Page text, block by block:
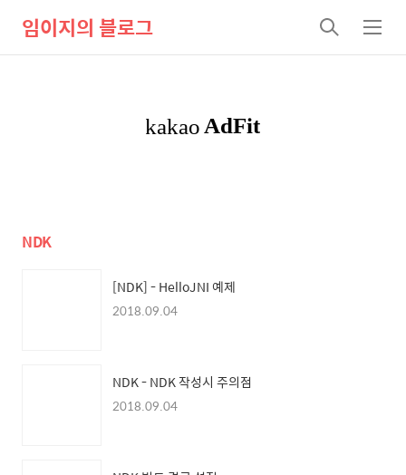
임이지의 블로그
검
색
메
뉴
NDK
[NDK] - HelloJNI 예제
2018.09.04
NDK - NDK 작성시 주의점
2018.09.04